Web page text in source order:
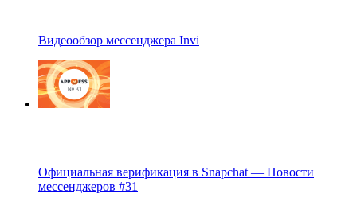
Видеообзор мессенджера Invi
Официальная верификация в Snapchat — Новости
мессенджеров #31